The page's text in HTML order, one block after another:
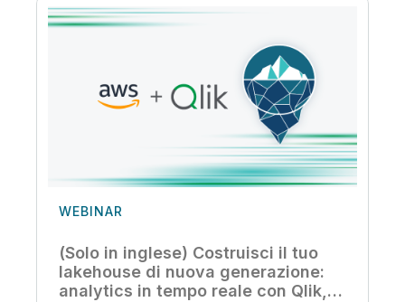
WEBINAR
(Solo in inglese) Costruisci il tuo
lakehouse di nuova generazione:
analytics in tempo reale con Qlik,